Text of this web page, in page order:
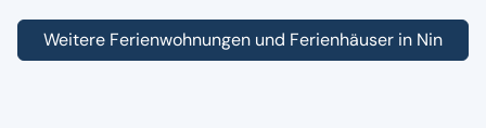
Weitere Ferienwohnungen und Ferienhäuser in Nin